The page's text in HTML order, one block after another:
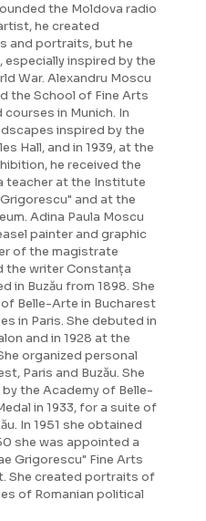
the Moldova radio
he created
and portraits, but he
especially inspired by the
War. Alexandru Moscu
the School of Fine Arts
courses in Munich. In
inspired by the
Hall, and in 1939, at the
he received the
teacher at the Institute
and at the
Adina Paula Moscu
painter and graphic
of the magistrate
the writer Constanța
in Buzău from 1898. She
Belle-Arte in Bucharest
in Paris. She debuted in
and in 1928 at the
organized personal
Paris and Buzău. She
the Academy of Belle-
in 1933, for a suite of
In 1951 she obtained
she was appointed a
Grigorescu" Fine Arts
She created portraits of
of Romanian political